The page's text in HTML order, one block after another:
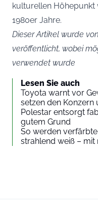
kulturellen
1980er Jahre.
Dieser Artikel wurde
veröffentlicht, wobei
verwendet wurde
Lesen Sie auch
Toyota warnt vor
setzen den Konzern
Polestar entsorgt
gutem Grund
So werden
strahlend weiß –